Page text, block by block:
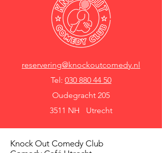
reservering@knockoutcomedy.nl
Tel: 030 880 44 50
Oudegracht 205
3511 NH Utrecht
Knock Out Comedy Club